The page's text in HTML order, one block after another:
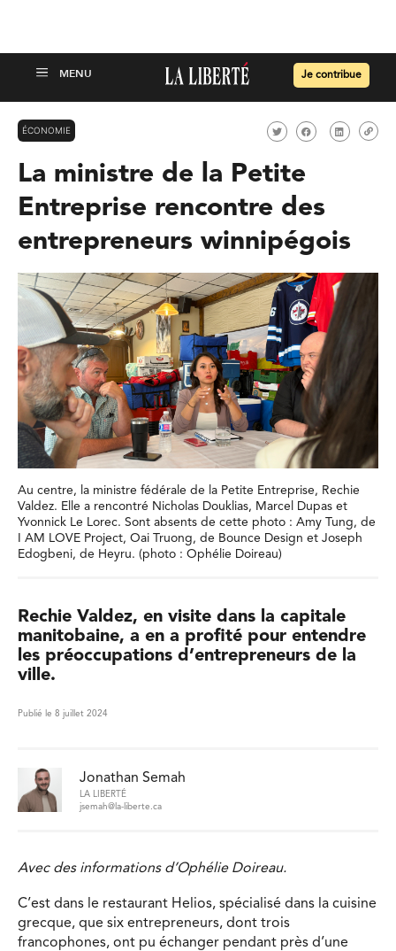
Je contribue
ÉCONOMIE
La ministre de la Petite
Entreprise rencontre des
entrepreneurs winnipégois
Au centre, la ministre fédérale de la Petite Entreprise, Rechie
Valdez. Elle a rencontré Nicholas Douklias, Marcel Dupas et
Yvonnick Le Lorec. Sont absents de cette photo : Amy Tung, de
I AM LOVE Project, Oai Truong, de Bounce Design et Joseph
Edogbeni, de Heyru. (photo : Ophélie Doireau)
Rechie Valdez, en visite dans la capitale
manitobaine, a en a profité pour entendre
les préoccupations d’entrepreneurs de la
ville.
Publié le 8 juillet 2024
Jonathan Semah
LA LIBERTÉ
jsemah@la-liberte.ca
Avec des informations d’Ophélie Doireau.
C’est dans le restaurant Helios, spécialisé dans la cuisine
grecque, que six entrepreneurs, dont trois
francophones, ont pu échanger pendant près d’une